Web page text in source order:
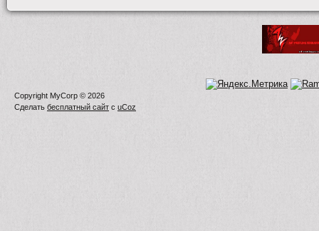
Copyright MyCorp © 2026
Сделать бесплатный сайт с uCoz